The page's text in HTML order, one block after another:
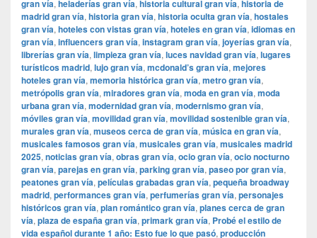
gran vía, heladerías gran vía, historia cultural gran vía, historia de
madrid gran vía, historia gran vía, historia oculta gran vía, hostales
gran vía, hoteles con vistas gran vía, hoteles en gran vía, idiomas en
gran vía, influencers gran vía, instagram gran vía, joyerías gran vía,
librerías gran vía, limpieza gran vía, luces navidad gran vía, lugares
turísticos madrid, lujo gran vía, mcdonald’s gran vía, mejores
hoteles gran vía, memoria histórica gran vía, metro gran vía,
metrópolis gran vía, miradores gran vía, moda en gran vía, moda
urbana gran vía, modernidad gran vía, modernismo gran vía,
móviles gran vía, movilidad gran vía, movilidad sostenible gran vía,
murales gran vía, museos cerca de gran vía, música en gran vía,
musicales famosos gran vía, musicales gran vía, musicales madrid
2025, noticias gran vía, obras gran vía, ocio gran vía, ocio nocturno
gran vía, parejas en gran vía, parking gran vía, paseo por gran vía,
peatones gran vía, películas grabadas gran vía, pequeña broadway
madrid, performances gran vía, perfumerías gran vía, personajes
históricos gran vía, plan romántico gran vía, planes cerca de gran
vía, plaza de españa gran vía, primark gran vía, Probé el estilo de
vida español durante 1 año: Esto fue lo que pasó, producción